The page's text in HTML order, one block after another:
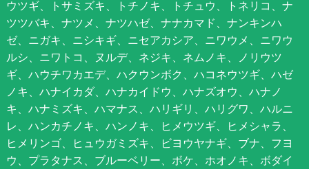
ウツギ、トサミズキ、トチノキ、トチュウ、トネリコ、ナ
ツツバキ、ナツメ、ナツハゼ、ナナカマド、ナンキンハ
ゼ、ニガキ、ニシキギ、ニセアカシア、ニワウメ、ニワウ
ルシ、ニワトコ、ヌルデ、ネジキ、ネムノキ、ノリウツ
ギ、ハウチワカエデ、ハクウンボク、ハコネウツギ、ハゼ
ノキ、ハナイカダ、ハナカイドウ、ハナズオウ、ハナノ
キ、ハナミズキ、ハマナス、ハリギリ、ハリグワ、ハルニ
レ、ハンカチノキ、ハンノキ、ヒメウツギ、ヒメシャラ、
ヒメリンゴ、ヒュウガミズキ、ビヨウヤナギ、ブナ、フヨ
ウ、プラタナス、ブルーベリー、ボケ、ホオノキ、ボダイ